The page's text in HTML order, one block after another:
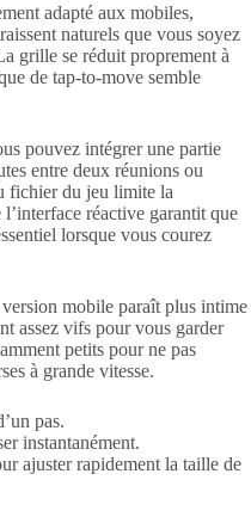
adapté aux mobiles,
naturels que vous soyez
grille se réduit proprement à
de tap-to-move semble
pouvez intégrer une partie
entre deux réunions ou
fichier du jeu limite la
réactive garantit que
lorsque vous courez
mobile paraît plus intime
assez vifs pour vous garder
petits pour ne pas
à grande vitesse.
pas.
instantanément.
ajuster rapidement la taille de